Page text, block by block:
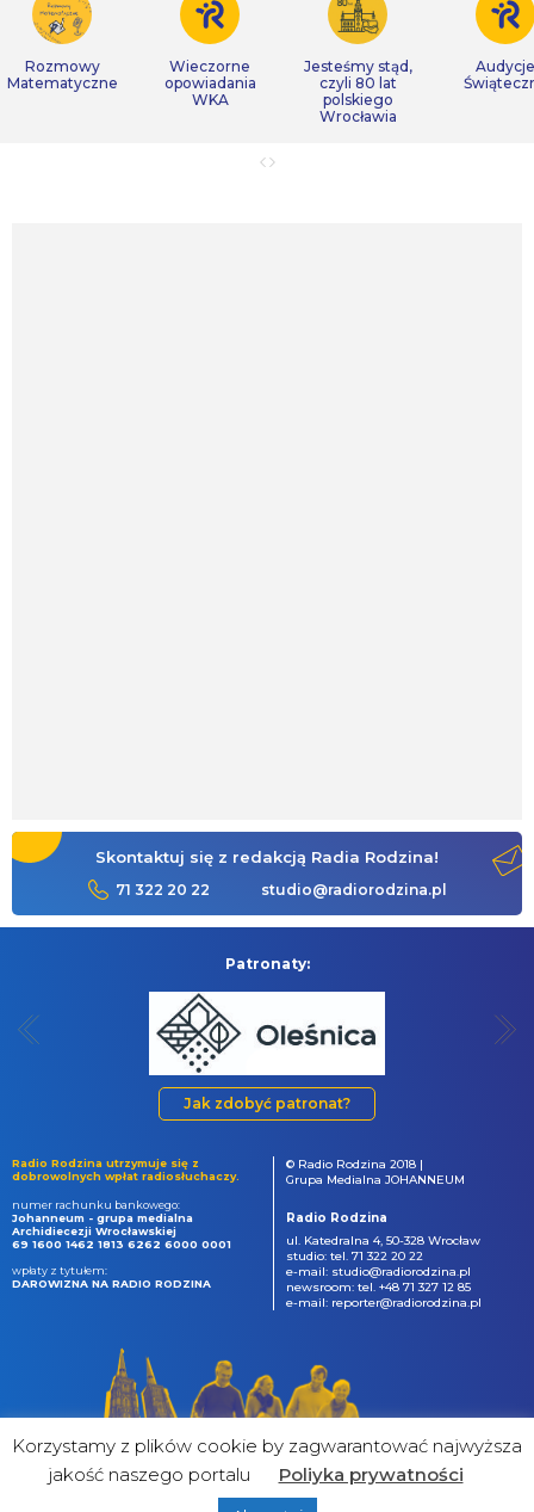
Rozmowy
Matematyczne
Wieczorne
opowiadania
WKA
Jesteśmy stąd,
czyli 80 lat
polskiego
Wrocławia
Audycje
Skontaktuj się z redakcją Radia Rodzina!
71 322 20 22 studio@radiorodzina.pl
Patronaty:
Jak zdobyć patronat?
Radio Rodzina utrzymuje się z
dobrowolnych wpłat radiosłuchaczy.
numer rachunku bankowego:
Johanneum - grupa medialna
Archidiecezji Wrocławskiej
69 1600 1462 1813 6262 6000 0001
wpłaty z tytułem:
DAROWIZNA NA RADIO RODZINA
© Radio Rodzina 2018 |
Grupa Medialna JOHANNEUM
Radio Rodzina
ul. Katedralna 4, 50-328 Wrocław
studio: tel. 71 322 20 22
e-mail: studio@radiorodzina.pl
newsroom: tel. +48 71 327 12 85
e-mail: reporter@radiorodzina.pl
Korzystamy z plików cookie by zagwarantować najwyższa
jakość naszego portalu
Poliyka prywatności